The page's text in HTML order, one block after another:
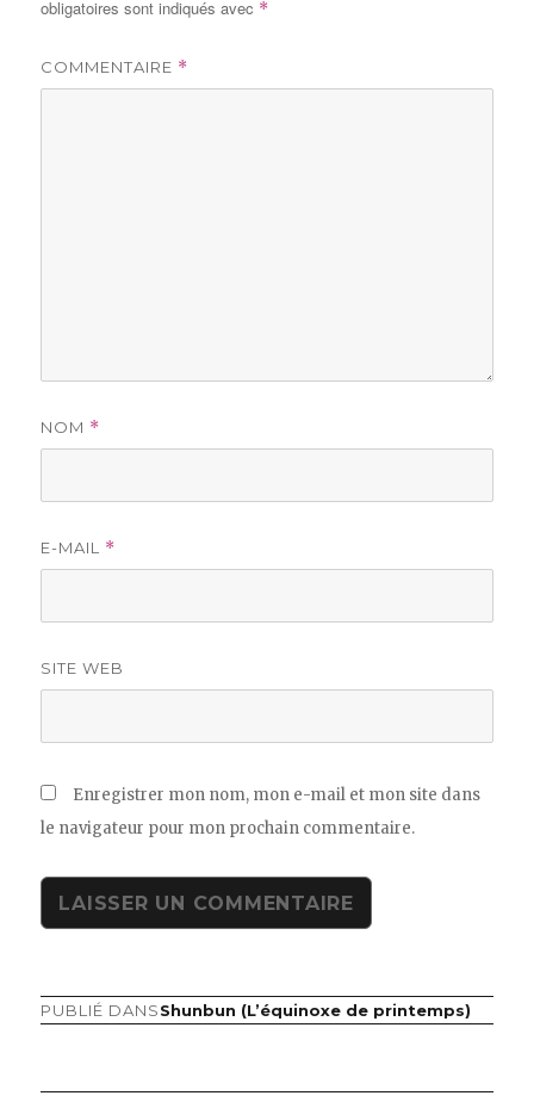
obligatoires sont indiqués avec *
COMMENTAIRE *
NOM *
E-MAIL *
SITE WEB
Enregistrer mon nom, mon e-mail et mon site dans
le navigateur pour mon prochain commentaire.
Navigation
PUBLIÉ DANSShunbun (L’équinoxe de printemps)